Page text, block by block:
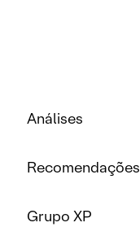
Análises
Recomendações
Grupo XP